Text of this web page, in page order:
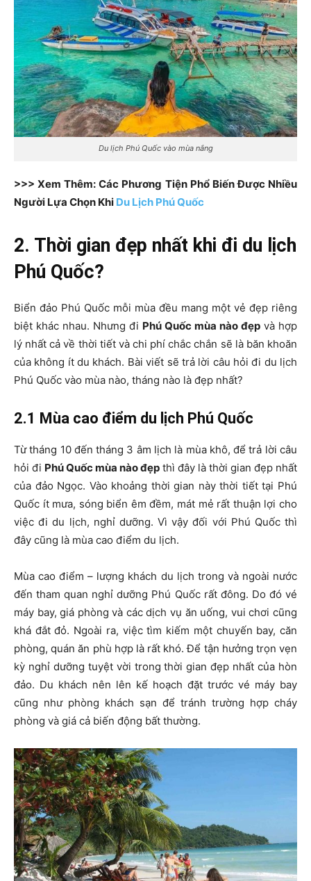
Du lịch Phú Quốc vào mùa nắng
>>> Xem Thêm: Các Phương Tiện Phổ Biến Được Nhiều
Người Lựa Chọn Khi Du Lịch Phú Quốc
2. Thời gian đẹp nhất khi đi du lịch
Phú Quốc?
Biển đảo Phú Quốc mỗi mùa đều mang một vẻ đẹp riêng
biệt khác nhau. Nhưng đi Phú Quốc mùa nào đẹp và hợp
lý nhất cả về thời tiết và chi phí chắc chắn sẽ là băn khoăn
của không ít du khách. Bài viết sẽ trả lời câu hỏi đi du lịch
Phú Quốc vào mùa nào, tháng nào là đẹp nhất?
2.1 Mùa cao điểm du lịch Phú Quốc
Từ tháng 10 đến tháng 3 âm lịch là mùa khô, để trả lời câu
hỏi đi Phú Quốc mùa nào đẹp thì đây là thời gian đẹp nhất
của đảo Ngọc. Vào khoảng thời gian này thời tiết tại Phú
Quốc ít mưa, sóng biển êm đềm, mát mẻ rất thuận lợi cho
việc đi du lịch, nghỉ dưỡng. Vì vậy đối với Phú Quốc thì
đây cũng là mùa cao điểm du lịch.
Mùa cao điểm – lượng khách du lịch trong và ngoài nước
đến tham quan nghỉ dưỡng Phú Quốc rất đông. Do đó vé
máy bay, giá phòng và các dịch vụ ăn uống, vui chơi cũng
khá đắt đỏ. Ngoài ra, việc tìm kiếm một chuyến bay, căn
phòng, quán ăn phù hợp là rất khó. Để tận hưởng trọn vẹn
kỳ nghỉ dưỡng tuyệt vời trong thời gian đẹp nhất của hòn
đảo. Du khách nên lên kế hoạch đặt trước vé máy bay
cũng như phòng khách sạn để tránh trường hợp cháy
phòng và giá cả biến động bất thường.